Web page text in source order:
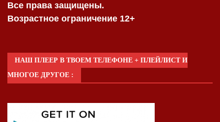
Все права защищены.
Возрастное ограничение 12+
НАШ ПЛЕЕР В ТВОЕМ ТЕЛЕФОНЕ + ПЛЕЙЛИСТ И
МНОГОЕ ДРУГОЕ :